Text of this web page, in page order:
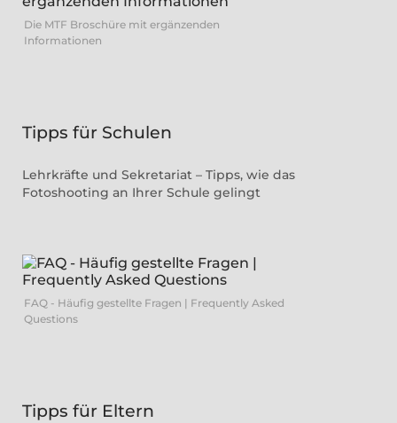
Die MTF Broschüre mit ergänzenden
Informationen
Tipps für Schulen
Lehrkräfte und Sekretariat – Tipps, wie das
Fotoshooting an Ihrer Schule gelingt
FAQ - Häufig gestellte Fragen | Frequently Asked
Questions
Tipps für Eltern